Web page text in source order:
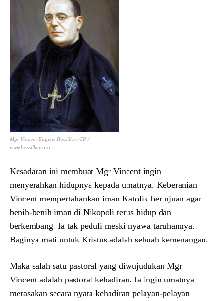
Mgr Vincent Eugéne Bossilkov CP /
www.bossilkov.org
Kesadaran ini membuat Mgr Vincent ingin
menyerahkan hidupnya kepada umatnya. Keberanian
Vincent mempertahankan iman Katolik bertujuan agar
benih-benih iman di Nikopoli terus hidup dan
berkembang. Ia tak peduli meski nyawa taruhannya.
Baginya mati untuk Kristus adalah sebuah kemenangan.
Maka salah satu pastoral yang diwujudukan Mgr
Vincent adalah pastoral kehadiran. Ia ingin umatnya
merasakan secara nyata kehadiran pelayan-pelayan